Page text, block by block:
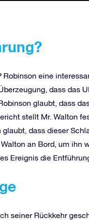
eine
dass das
glaubt, dass
stellt Mr. Walton
dass dieser
an Bord, um ihn
Ereignis die
seiner Rückkehr